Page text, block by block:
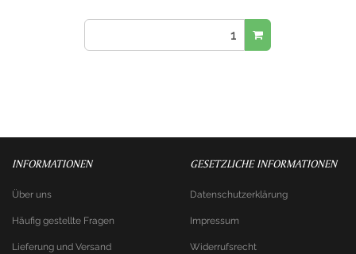
INFORMATIONEN
Über uns
Häufig gestellte Fragen
Lieferung und Versand
GESETZLICHE INFORMATIONEN
Datenschutzerklärung
Impressum
Widerrufsrecht